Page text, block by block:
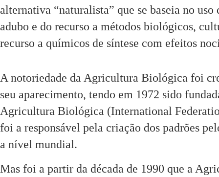
alternativa “naturalista” que se baseia no
adubo e do recurso a métodos biológicos,
recurso a químicos de síntese com efeitos
A notoriedade da Agricultura Biológica foi
seu aparecimento, tendo em 1972 sido
Agricultura Biológica (International
foi a responsável pela criação dos padrões
a nível mundial.
Mas foi a partir da década de 1990 que a